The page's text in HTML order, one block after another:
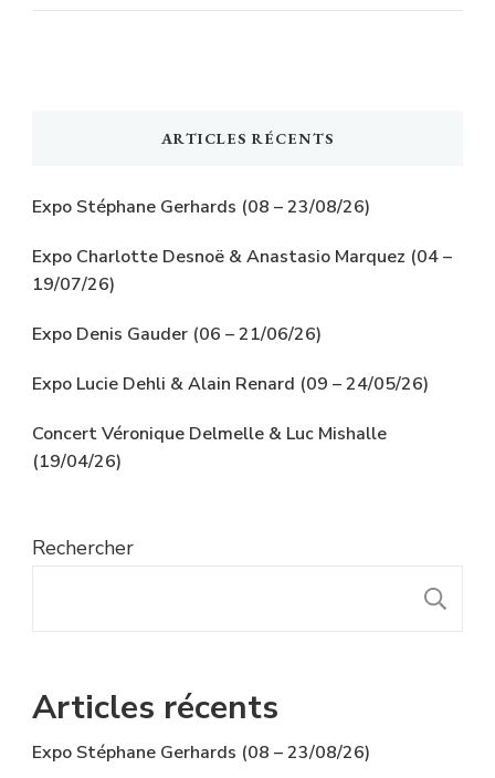
ARTICLES RÉCENTS
Expo Stéphane Gerhards (08 – 23/08/26)
Expo Charlotte Desnoë & Anastasio Marquez (04 –
19/07/26)
Expo Denis Gauder (06 – 21/06/26)
Expo Lucie Dehli & Alain Renard (09 – 24/05/26)
Concert Véronique Delmelle & Luc Mishalle
(19/04/26)
Rechercher
Articles récents
Expo Stéphane Gerhards (08 – 23/08/26)